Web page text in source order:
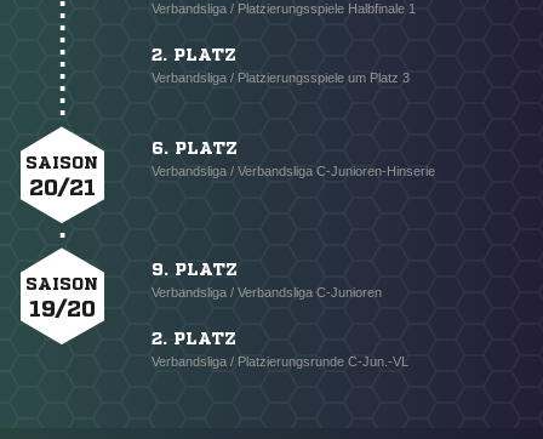
Verbandsliga / Platzierungsspiele Halbfinale 1
2. PLATZ
Verbandsliga / Platzierungsspiele um Platz 3
SAISON
20/21
6. PLATZ
Verbandsliga / Verbandsliga C-Junioren-Hinserie
SAISON
19/20
9. PLATZ
Verbandsliga / Verbandsliga C-Junioren
2. PLATZ
Verbandsliga / Platzierungsrunde C-Jun.-VL